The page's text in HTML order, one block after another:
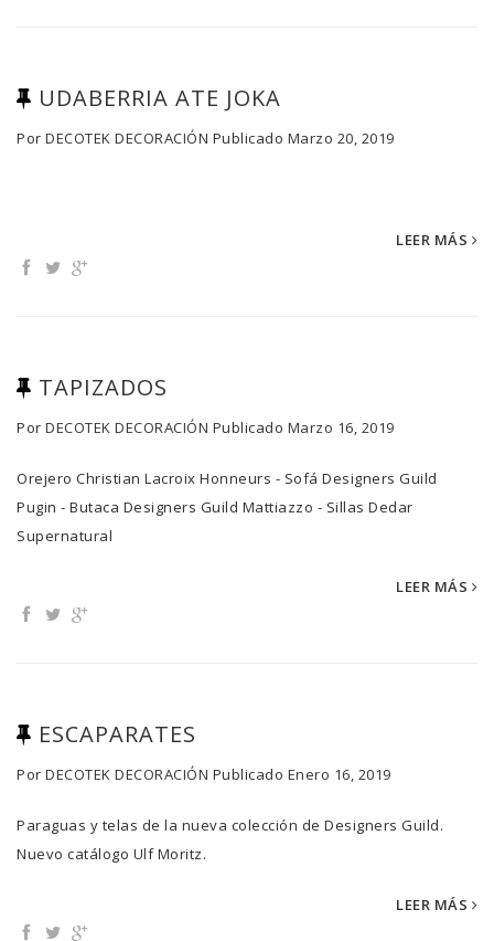
UDABERRIA ATE JOKA
Por DECOTEK DECORACIÓN Publicado Marzo 20, 2019
LEER MÁS
TAPIZADOS
Por DECOTEK DECORACIÓN Publicado Marzo 16, 2019
Orejero Christian Lacroix Honneurs - Sofá Designers Guild
Pugin - Butaca Designers Guild Mattiazzo - Sillas Dedar
Supernatural
LEER MÁS
ESCAPARATES
Por DECOTEK DECORACIÓN Publicado Enero 16, 2019
Paraguas y telas de la nueva colección de Designers Guild.
Nuevo catálogo Ulf Moritz.
LEER MÁS